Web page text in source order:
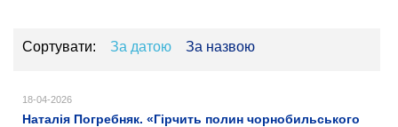
Сортувати: За датою За назвою
18-04-2026
Наталія Погребняк. «Гірчить полин чорнобильського